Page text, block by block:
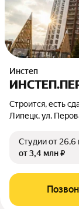
Инстеп
Строится, есть
Липецк, ул.
Студииот 26,6
от 3,4 млн ₽